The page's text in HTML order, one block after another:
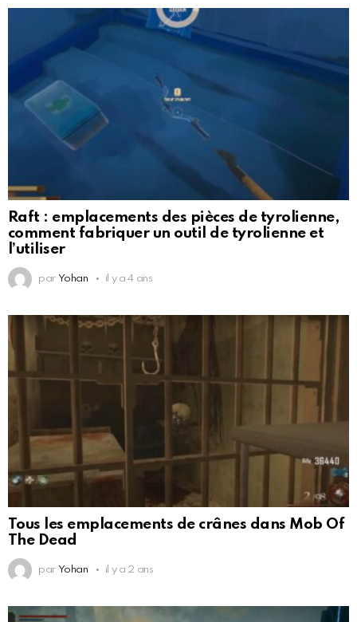
Raft : emplacements des pièces de tyrolienne,
comment fabriquer un outil de tyrolienne et
l’utiliser
par Yohan il y a 4 ans
Tous les emplacements de crânes dans Mob Of
The Dead
par Yohan il y a 2 ans